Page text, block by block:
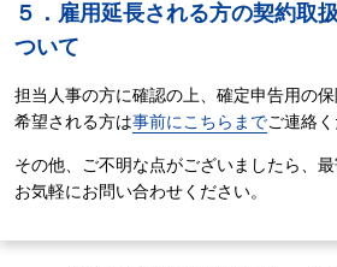
５．雇用延長される方の契約取
ついて
担当人事の方に確認の上、確定申告用の
希望される方は事前にこちらまでご連絡く
その他、ご不明な点がございましたら、最
お気軽にお問い合わせください。